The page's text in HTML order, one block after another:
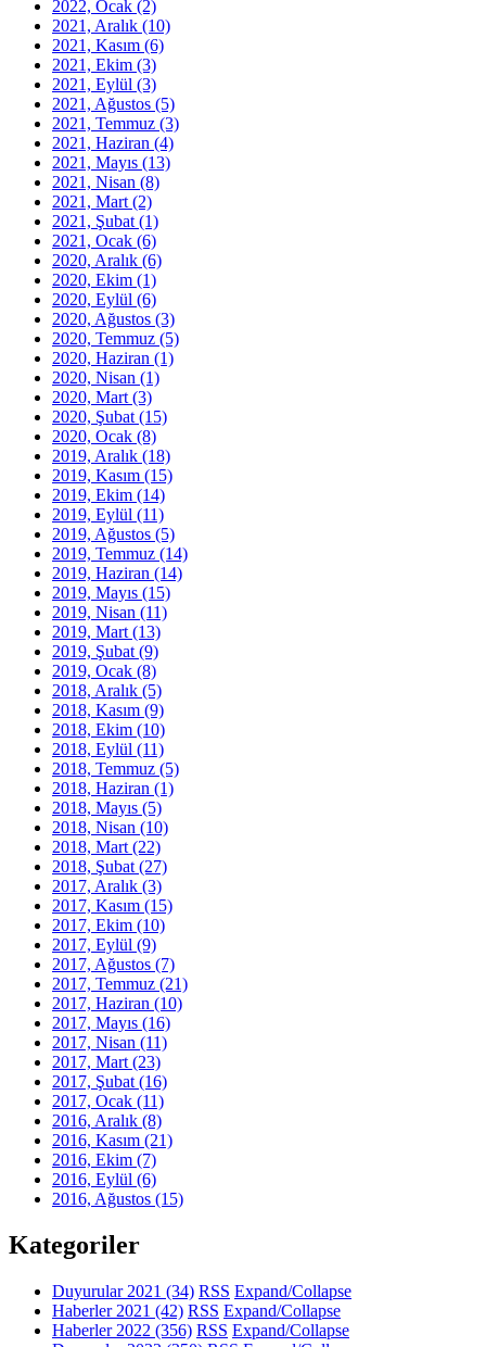
2022, Ocak (2)
2021, Aralık (10)
2021, Kasım (6)
2021, Ekim (3)
2021, Eylül (3)
2021, Ağustos (5)
2021, Temmuz (3)
2021, Haziran (4)
2021, Mayıs (13)
2021, Nisan (8)
2021, Mart (2)
2021, Şubat (1)
2021, Ocak (6)
2020, Aralık (6)
2020, Ekim (1)
2020, Eylül (6)
2020, Ağustos (3)
2020, Temmuz (5)
2020, Haziran (1)
2020, Nisan (1)
2020, Mart (3)
2020, Şubat (15)
2020, Ocak (8)
2019, Aralık (18)
2019, Kasım (15)
2019, Ekim (14)
2019, Eylül (11)
2019, Ağustos (5)
2019, Temmuz (14)
2019, Haziran (14)
2019, Mayıs (15)
2019, Nisan (11)
2019, Mart (13)
2019, Şubat (9)
2019, Ocak (8)
2018, Aralık (5)
2018, Kasım (9)
2018, Ekim (10)
2018, Eylül (11)
2018, Temmuz (5)
2018, Haziran (1)
2018, Mayıs (5)
2018, Nisan (10)
2018, Mart (22)
2018, Şubat (27)
2017, Aralık (3)
2017, Kasım (15)
2017, Ekim (10)
2017, Eylül (9)
2017, Ağustos (7)
2017, Temmuz (21)
2017, Haziran (10)
2017, Mayıs (16)
2017, Nisan (11)
2017, Mart (23)
2017, Şubat (16)
2017, Ocak (11)
2016, Aralık (8)
2016, Kasım (21)
2016, Ekim (7)
2016, Eylül (6)
2016, Ağustos (15)
Kategoriler
Duyurular 2021 (34) RSS Expand/Collapse
Haberler 2021 (42) RSS Expand/Collapse
Haberler 2022 (356) RSS Expand/Collapse